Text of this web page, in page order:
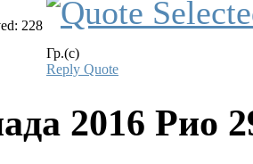
228
Гр.(с)
Reply Quote
2016 Рио